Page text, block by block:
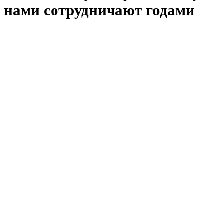
нами сотрудничают годами